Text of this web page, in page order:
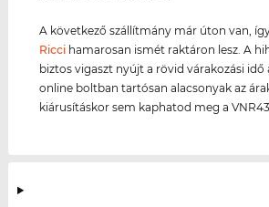
A következő szállítmány már úton van,
Ricci hamarosan ismét raktáron lesz. A
biztos vigaszt nyújt a rövid várakozási idő
online boltban tartósan alacsonyak az
kiárusításkor sem kaphatod meg a